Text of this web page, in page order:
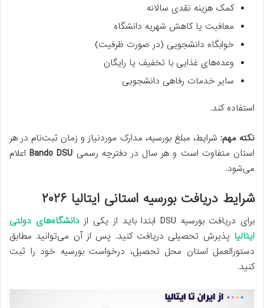
کمک‌ هزینه نقدی سالانه
معافیت یا کاهش شهریه دانشگاه
خوابگاه دانشجویی (در صورت ظرفیت)
وعده‌های غذایی با تخفیف یا رایگان
سایر خدمات رفاهی دانشجویی
استفاده کند.
نکته مهم: شرایط، مبلغ بورسیه، مدارک موردنیاز و زمان ثبت‌نام در هر
استان متفاوت است و هر سال در دفترچه رسمی Bando DSUاعلام
می‌شود.
شرایط دریافت بورسیه استانی ایتالیا ۲۰۲۶
برای دریافت بورسیه DSU ابتدا باید از یکی از
دانشگاه‌های دولتی
ایتالیا پذیرش تحصیلی دریافت کنید. پس از آن می‌توانید مطابق
دستورالعمل استان محل تحصیل، درخواست بورسیه خود را ثبت
کنید.